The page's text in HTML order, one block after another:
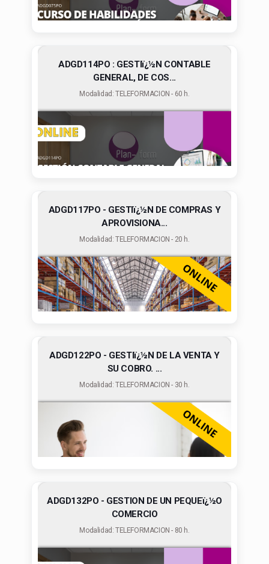
ADGD114PO : GESTIï¿½N CONTABLE
GENERAL, DE COS...
Modalidad: TELEFORMACION - 60 h.
ADGD117PO - GESTIï¿½N DE COMPRAS Y
APROVISIONA...
Modalidad: TELEFORMACION - 20 h.
ADGD122PO - GESTIï¿½N DE LA VENTA Y
SU COBRO. ...
Modalidad: TELEFORMACION - 30 h.
ADGD132PO - GESTION DE UN PEQUEï¿½O
COMERCIO
Modalidad: TELEFORMACION - 80 h.